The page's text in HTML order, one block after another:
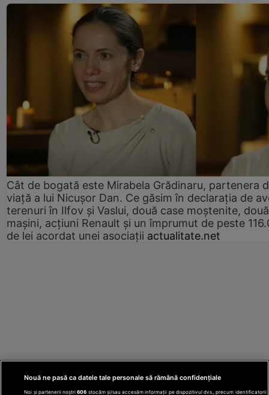
Cât de bogată este Mirabela Grădinaru, partenera
viață a lui Nicușor Dan. Ce găsim în declarația de
terenuri în Ilfov și Vaslui, două case moștenite, două
mașini, acțiuni Renault și un împrumut de peste
de lei acordat unei asociații actualitate.net
Nouă ne pasă ca datele tale personale să rămână confidențiale
Noi și partenerii noștri606 stocăm și/sau accesăm informații pe dispozitivul dvs., precum identificatorii